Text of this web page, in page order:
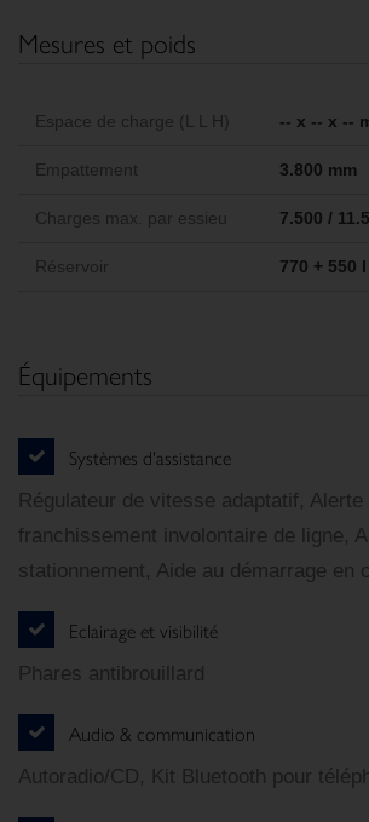
Mesures et poids
Espace de charge (L L H) -- x -- x --
Empattement 3.800 mm
Charges max. par essieu 7.500 /
Réservoir 770 + 550 l
Équipements
Systèmes d'assistance
Régulateur de vitesse adaptatif, Alerte
franchissement involontaire de ligne,
stationnement, Aide au démarrage en
Eclairage et visibilité
Phares antibrouillard
Audio & communication
Autoradio/CD, Kit Bluetooth pour